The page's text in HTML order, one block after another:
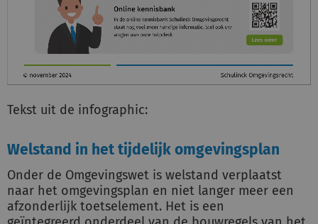
Tekst uit de infographic:
Welstand in het tijdelijk omgevingsplan
Onder de Omgevingswet is welstand verplaatst
naar het omgevingsplan en niet langer meer een
afzonderlijk toetselement. Het is een